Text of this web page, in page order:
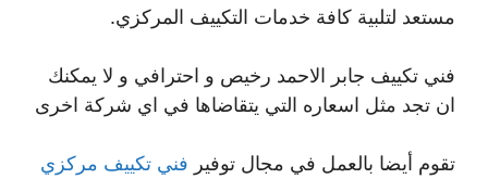
مستعد لتلبية كافة خدمات التكييف المركزي.
فني تكييف جابر الاحمد رخيص و احترافي و لا يمكنك
ان تجد مثل اسعاره التي يتقاضاها في اي شركة اخرى
تقوم أيضا بالعمل في مجال توفير فني تكييف مركزي